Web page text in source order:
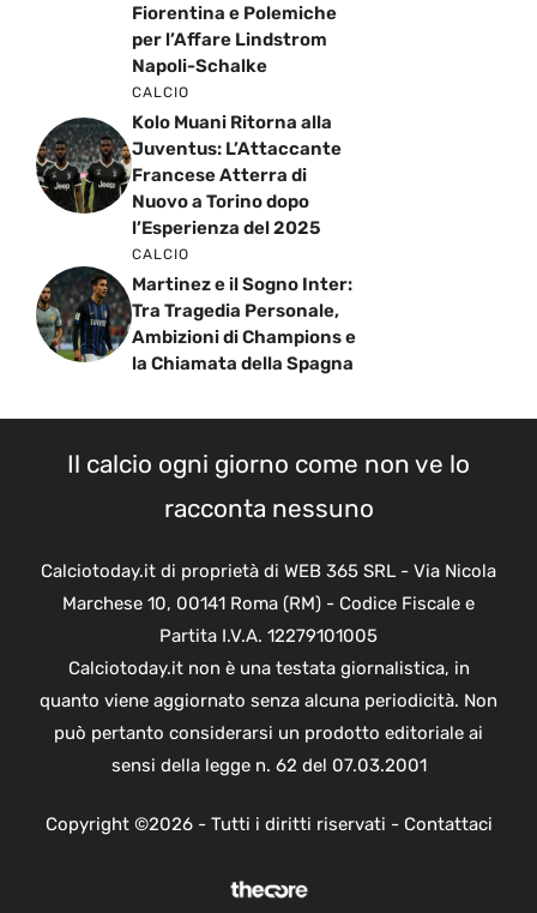
Fiorentina e Polemiche
per l’Affare Lindstrom
Napoli-Schalke
CALCIO
Kolo Muani Ritorna alla
Juventus: L’Attaccante
Francese Atterra di
Nuovo a Torino dopo
l’Esperienza del 2025
CALCIO
Martinez e il Sogno Inter:
Tra Tragedia Personale,
Ambizioni di Champions e
la Chiamata della Spagna
Il calcio ogni giorno come non ve lo
racconta nessuno
Calciotoday.it di proprietà di WEB 365 SRL - Via Nicola
Marchese 10, 00141 Roma (RM) - Codice Fiscale e
Partita I.V.A. 12279101005
Calciotoday.it non è una testata giornalistica, in
quanto viene aggiornato senza alcuna periodicità. Non
può pertanto considerarsi un prodotto editoriale ai
sensi della legge n. 62 del 07.03.2001
Copyright ©2026 - Tutti i diritti riservati - Contattaci